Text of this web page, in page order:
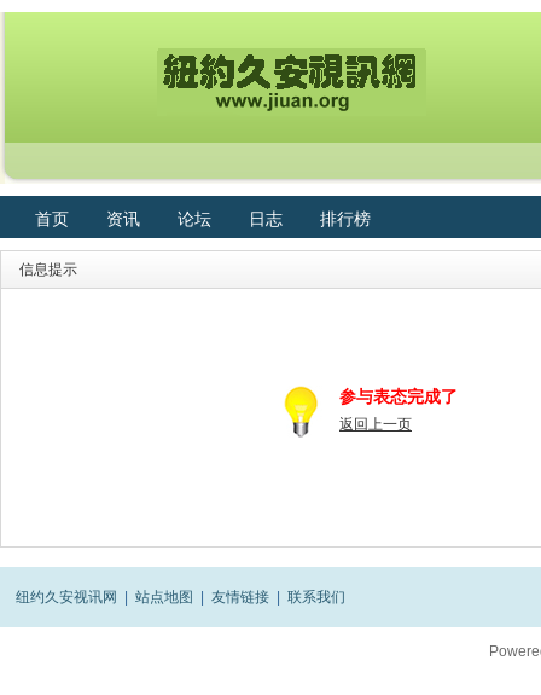
首页 资讯 论坛 日志 排行榜
信息提示
参与表态完成了
返回上一页
纽约久安视讯网 站点地图 友情链接 联系我们